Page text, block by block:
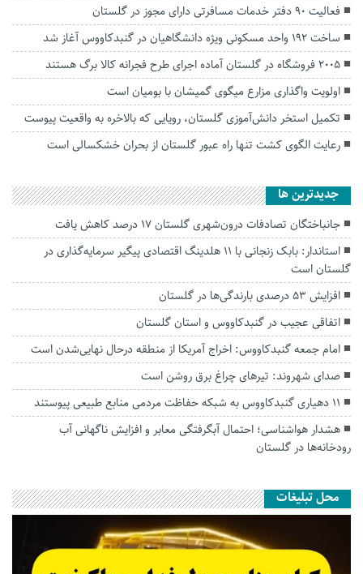
فعالیت ۹۰ دفتر خدمات مسافرتی دارای مجوز در گلستان
ساخت ۱۹۲ واحد مسکونی ویژه دانشگاهیان در گنبدکاووس آغاز شد
۲۰۰۵ فروشگاه در گلستان آماده اجرای طرح فجرانه کالا برگ هستند
اولویت واگذاری مزارع میگوی گمیشان با بومیان است
تکمیل استخر دانش‌آموزی گلستان، رویایی که بالاخره به واقعیت پیوست
رعایت الگوی کشت تنها راه عبور گلستان از بحران خشکسالی است
جديدترين ها
جانباختگان تصادفات درون‌شهری گلستان ۱۷ درصد کاهش یافت
استاندار: بابک زنجانی با ۱۱ هلدینگ اقتصادی پیگیر سرمایه‌گذاری در
گلستان است
افزایش ۵۳ درصدی بارندگی‌ها در گلستان
اتفاقی عجیب در‌ گنبدکاووس و استان گلستان
امام جمعه گنبدکاووس: اخراج آمریکا از منطقه درحال نهایی‌شدن است
صدای شهروند: تیرهای چراغ برق روشن است
۱۱ دهیاری گنبدکاووس به شبکه حفاظت مردمی منابع طبیعی پیوستند
هشدار هواشناسی؛ احتمال آبگرفتگی معابر و افزایش ناگهانی آب
رودخانه‌ها در گلستان
محل تبلیغات